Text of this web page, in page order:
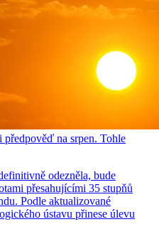
na srpen. Tohle
odezněla, bude
přesahujícími 35 stupňů
Podle aktualizované
ústavu přinese úlevu